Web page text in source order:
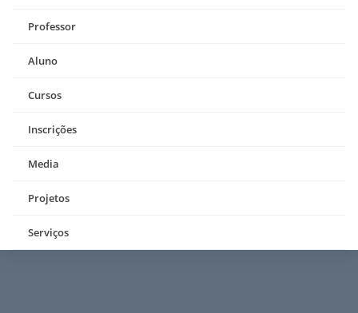
Professor
Aluno
Cursos
Inscrições
Media
Projetos
Serviços